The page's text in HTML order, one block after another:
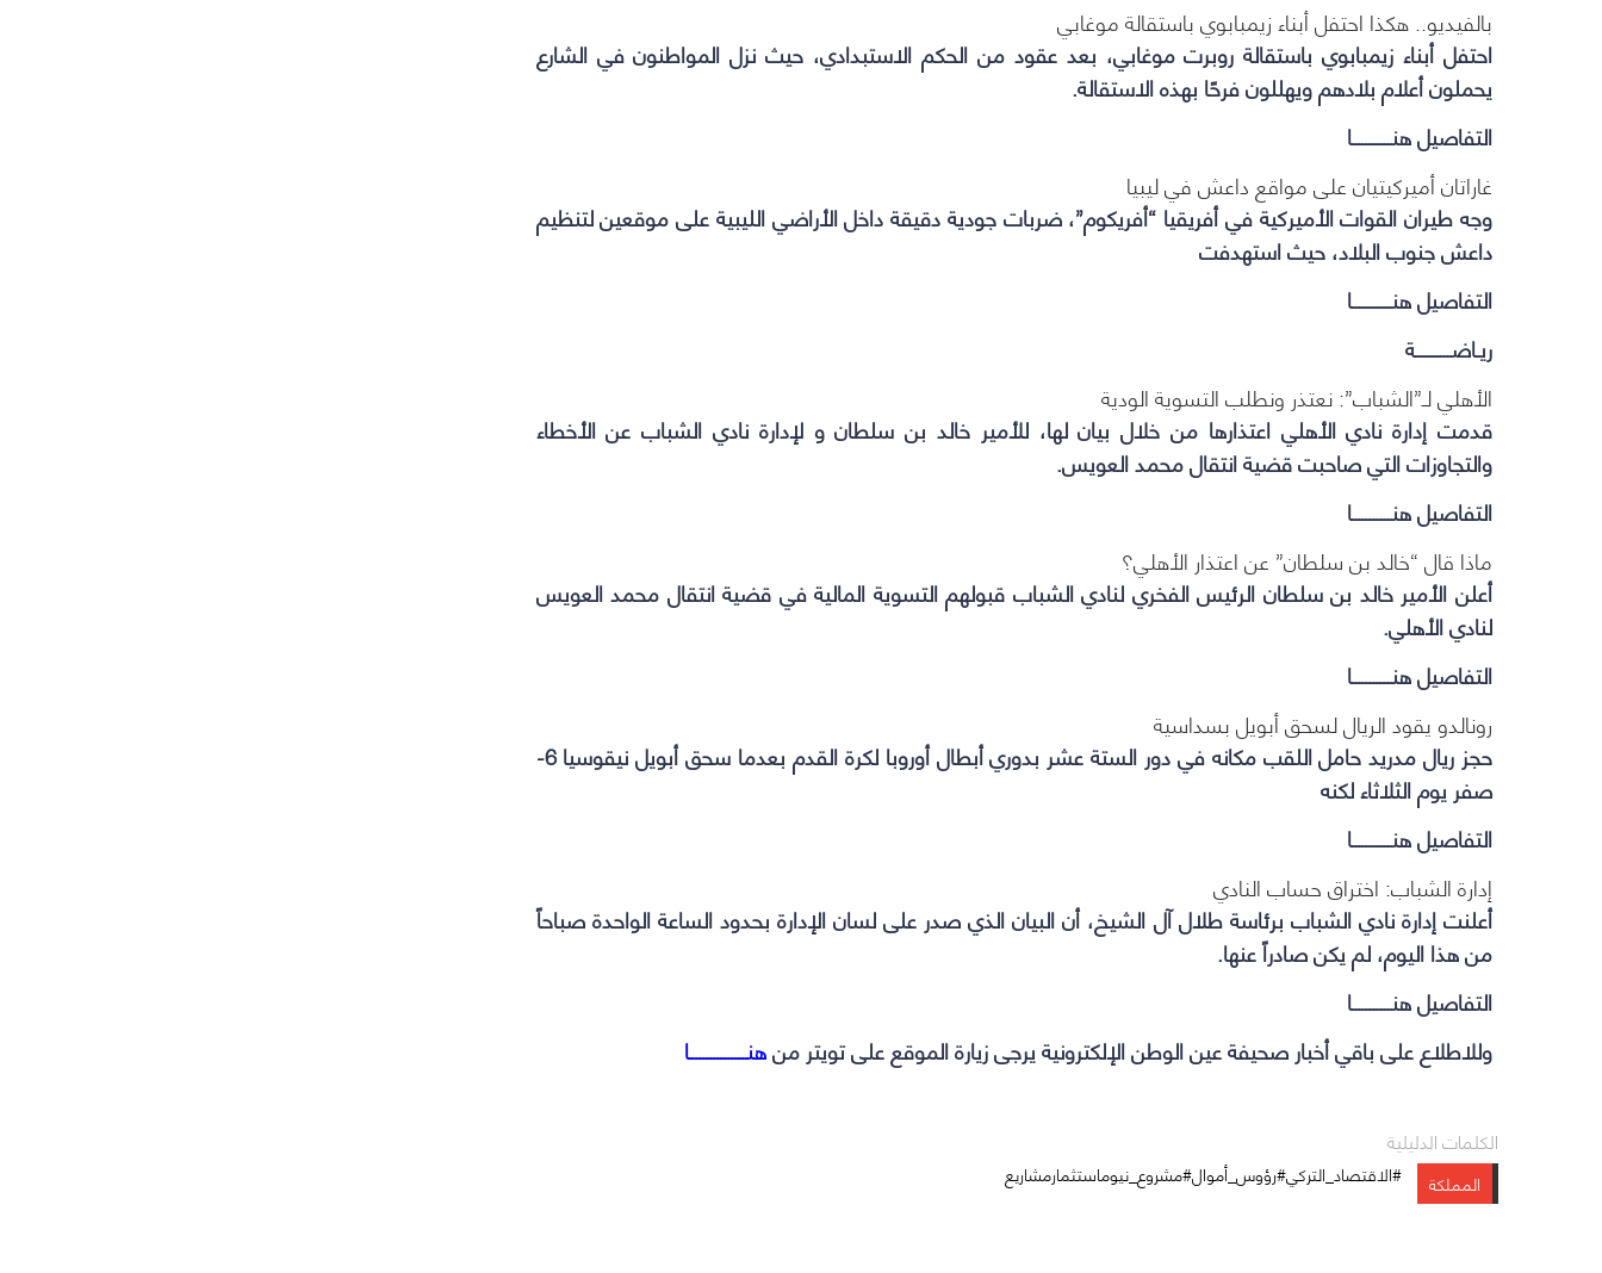
بالفيديو.. هكذا احتفل أبناء زيمبابوي باستقالة موغابي
احتفل أبناء زيمبابوي باستقالة روبرت موغابي، بعد عقود من الحكم الاستبدادي، حيث نزل المواطنون في الشارع
يحملون أعلام بلادهم ويهللون فرحًا بهذه الاستقالة.
التفاصيل هنـــــــــــا
غاراتان أميركيتيان على مواقع داعش في ليبيا
وجه طيران القوات الأميركية في أفريقيا “أفريكوم”، ضربات جودية دقيقة داخل الأراضي الليبية على موقعين لتنظيم
داعش جنوب البلاد، حيث استهدفت
التفاصيل هنـــــــــــا
ريـاضــــــــــة
الأهلي لـ”الشباب”: نعتذر ونطلب التسوية الودية
قدمت إدارة نادي الأهلي اعتذارها من خلال بيان لها، للأمير خالد بن سلطان و لإدارة نادي الشباب عن الأخطاء
والتجاوزات التي صاحبت قضية انتقال محمد العويس.
التفاصيل هنـــــــــــا
ماذا قال “خالد بن سلطان” عن اعتذار الأهلي؟
أعلن الأمير خالد بن سلطان الرئيس الفخري لنادي الشباب قبولهم التسوية المالية في قضية انتقال محمد العويس
لنادي الأهلي.
التفاصيل هنـــــــــــا
رونالدو يقود الريال لسحق أبويل بسداسية
حجز ريال مدريد حامل اللقب مكانه في دور الستة عشر بدوري أبطال أوروبا لكرة القدم بعدما سحق أبويل نيقوسيا 6-
صفر يوم الثلاثاء لكنه
التفاصيل هنـــــــــــا
إدارة الشباب: اختراق حساب النادي
أعلنت إدارة نادي الشباب برئاسة طلال آل الشيخ، أن البيان الذي صدر على لسان الإدارة بحدود الساعة الواحدة صباحاً
من هذا اليوم، لم يكن صادراً عنها.
التفاصيل هنـــــــــــا
وللاطلاع على باقي أخبار صحيفة عين الوطن الإلكترونية يرجى زيارة الموقع على تويتر منهنــــــــــــــــا
الكلمات الدليلية
#الاقتصاد_التركي#رؤوس_أموال#مشروع_نيوماستثمار المملكة مشاريع